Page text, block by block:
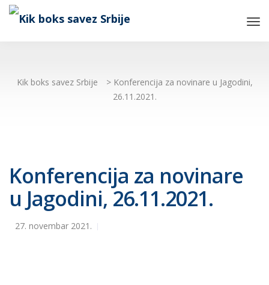
Kik boks savez Srbije > Konferencija za novinare u Jagodini,
26.11.2021.
Konferencija za novinare
u Jagodini, 26.11.2021.
27. novembar 2021.